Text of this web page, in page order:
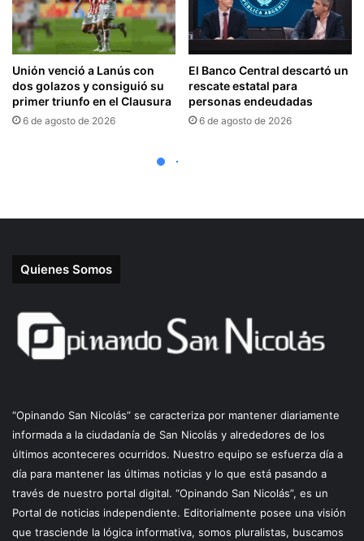
Quienes Somos
“Opinando San Nicolás” se caracteriza por mantener diariamente
informada a la ciudadanía de San Nicolás y alrededores de los
últimos aconteceres ocurridos. Nuestro equipo se esfuerza día a
día para mantener las últimas noticias y lo que está pasando a
través de nuestro portal digital. “Opinando San Nicolás”, es un
Portal de noticias independiente. Editorialmente posee una visión
que trasciende la lógica informativa, somos pluralistas, buscamos